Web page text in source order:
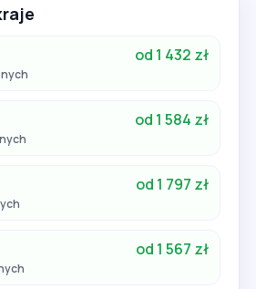
od 1 432 zł
od 1 584 zł
od 1 797 zł
od 1 567 zł